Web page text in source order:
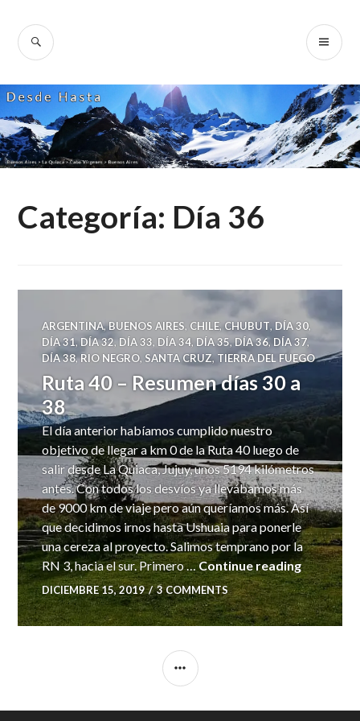
content
SEARCH
Categoría: Día 36
ARGENTINA,BUENOS AIRES, CHILE,CHUBUT,DÍA 30,
DÍA 31,DÍA 32, DÍA 33, DÍA 34,DÍA 35,DÍA 36, DÍA 37,
DÍA 38,RIO NEGRO,SANTA CRUZ, TIERRA DEL FUEGO
Ruta 40 – Resumen días 30 a
38
El día anterior habíamos cumplido nuestro
objetivo de llegar a km 0 de la Ruta 40 luego de
salir desde La Quiaca, Jujuy, unos 5194 kilómetros
antes. Con todos los desvíos ya llevábamos más
de 9000 km de viaje pero aún queríamos más. Así
que decidimos irnos hasta Ushuaia para ponerle
una cereza al proyecto. Salimos temprano por la
RN 3, hacia el sur. Primero …Continue readingRuta 40 –
DICIEMBRE 15, 2019 3 COMMENTS
SIDEBAR